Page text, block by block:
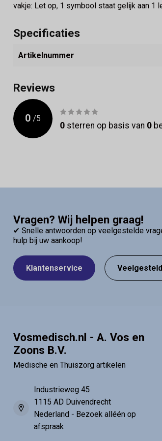
vakje: Let op, 1 symbool staat gelijk aan 1
Specificaties
Artikelnummer
Reviews
0 /5
0 sterren op basis van 0
Vragen? Wij helpen graag!
✔ Snelle antwoorden op veelgestelde
hulp bij uw aankoop!
Klantenservice
Vosmedisch.nl - A. Vos en
Zoons B.V.
Medische en Thuiszorg artikelen
Industrieweg 45
1115 AD Duivendrecht
Nederland - Bezoek alléén op
afspraak